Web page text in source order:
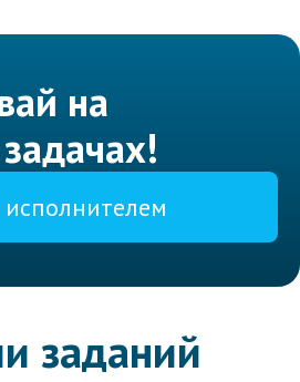
на
исполнителем
заданий